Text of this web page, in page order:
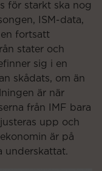
för starkt ska nog
ISM-data,
fortsatt
stater och
sig i en
skådats, om än
är när
från IMF bara
upp och
är på
underskattat.